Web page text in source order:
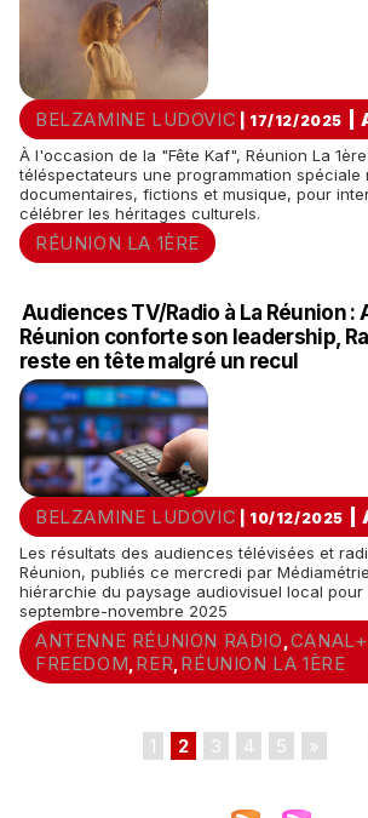
BELZAMINE LUDOVIC | 17/12/2025
À l'occasion de la "Fête Kaf", Réunion La
téléspectateurs une programmation spéciale
documentaires, fictions et musique, pour
célébrer les héritages culturels.
RÉUNION LA 1ÈRE
Audiences TV/Radio à La Réunion :
Réunion conforte son leadership,
reste en tête malgré un recul
BELZAMINE LUDOVIC | 10/12/2025
Les résultats des audiences télévisées et
Réunion, publiés ce mercredi par
hiérarchie du paysage audiovisuel local pour
septembre-novembre 2025
ANTENNE RÉUNION RADIO ,
FREEDOM, RER, RÉUNION LA 1ÈRE
1 2 3 4 5 »